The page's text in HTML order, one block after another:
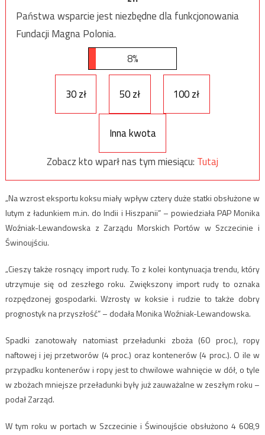
Państwa wsparcie jest niezbędne dla funkcjonowania
Fundacji Magna Polonia.
8%
30 zł 50 zł 100 zł
Inna kwota
Zobacz kto wparł nas tym miesiącu: Tutaj
„Na wzrost eksportu koksu miały wpływ cztery duże statki obsłużone w
lutym z ładunkiem m.in. do Indii i Hiszpanii” – powiedziała PAP Monika
Woźniak-Lewandowska z Zarządu Morskich Portów w Szczecinie i
Świnoujściu.
„Cieszy także rosnący import rudy. To z kolei kontynuacja trendu, który
utrzymuje się od zeszłego roku. Zwiększony import rudy to oznaka
rozpędzonej gospodarki. Wzrosty w koksie i rudzie to także dobry
prognostyk na przyszłość” – dodała Monika Woźniak-Lewandowska.
Spadki zanotowały natomiast przeładunki zboża (60 proc.), ropy
naftowej i jej przetworów (4 proc.) oraz kontenerów (4 proc.). O ile w
przypadku kontenerów i ropy jest to chwilowe wahnięcie w dół, o tyle
w zbożach mniejsze przeładunki były już zauważalne w zeszłym roku –
podał Zarząd.
W tym roku w portach w Szczecinie i Świnoujście obsłużono 4 608,9